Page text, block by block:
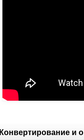
Конвертирование и